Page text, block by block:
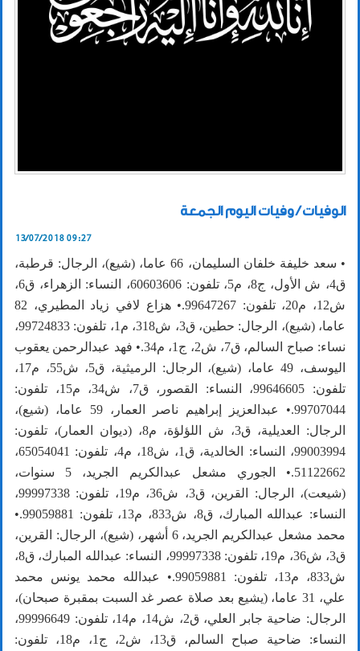
الوفيات / وفيات اليوم الجمعة
13/07/2018 09:27
• سعد خليفة خلفان السليمان، 66 عاما، (شيع)، الرجال: قرطبة،
ق4، ش الأول، ج8، م5، تلفون: 60603606، النساء: الزهراء، ق6،
ش12، م20، تلفون: 99647267.• هزاع لافي زياد المطيري، 82
عاما، (شيع)، الرجال: حطين، ق3، ش318، م1، تلفون: 99724833،
نساء: صباح السالم، ق7، ش2، ج1، م34.• فهد عبدالرحمن يعقوب
اليوسف، 49 عاما، (شيع)، الرجال: الرميثية، ق5، ش55، م17،
تلفون: 99646605، النساء: القصور، ق7، ش34، م15، تلفون:
99707044.• عبدالعزيز إبراهيم ناصر العمار، 59 عاما، (شيع)،
الرجال: العديلية، ق3، ش اللؤلؤة، م8، (ديوان العمار)، تلفون:
99003994، النساء: الخالدية، ق1، ش18، م4، تلفون: 65054041،
51122662.• الجوري مشعل عبدالكريم الجريد، 5 سنوات،
(شيعت)، الرجال: القرين، ق3، ش36، م19، تلفون: 99997338،
النساء: عبدالله المبارك، ق8، ش833، م13، تلفون: 99059881.•
محمد مشعل عبدالكريم الجريد، 6 أشهر، (شيع)، الرجال: القرين،
ق3، ش36، م19، تلفون: 99997338، النساء: عبدالله المبارك، ق8،
ش833، م13، تلفون: 99059881.• عبدالله محمد يونس محمد
علي، 31 عاما، (يشيع بعد صلاة عصر غد السبت بمقبرة صبحان)،
الرجال: ضاحية جابر العلي، ق2، ش14، م14، تلفون: 99996649،
النساء: ضاحية صباح السالم، ق13، ش2، ج1، م18، تلفون: